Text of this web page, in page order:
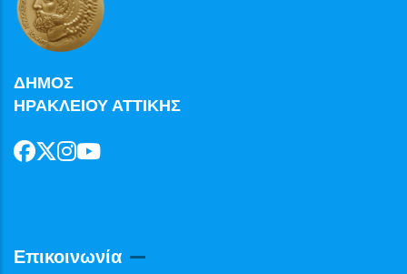
ΔΗΜΟΣ
ΗΡΑΚΛΕΙΟΥ ΑΤΤΙΚΗΣ
Επικοινωνία